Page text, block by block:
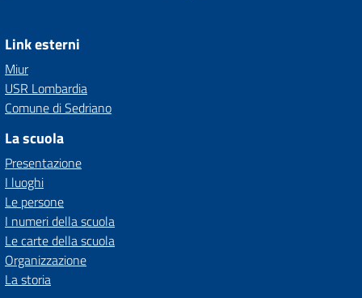
Link esterni
Miur
USR Lombardia
Comune di Sedriano
La scuola
Presentazione
I luoghi
Le persone
I numeri della scuola
Le carte della scuola
Organizzazione
La storia